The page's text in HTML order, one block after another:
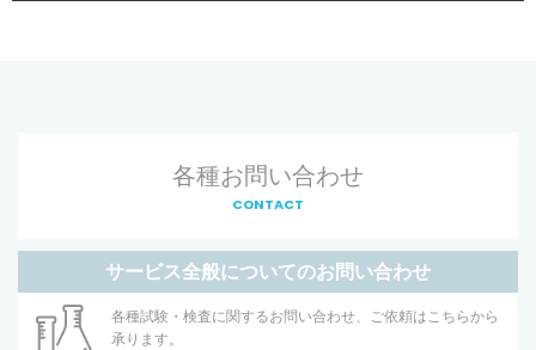
各種お問い合わせ
CONTACT
サービス全般についてのお問い合わせ
各種試験・検査に関するお問い合わせ、ご依頼はこちらから
承ります。